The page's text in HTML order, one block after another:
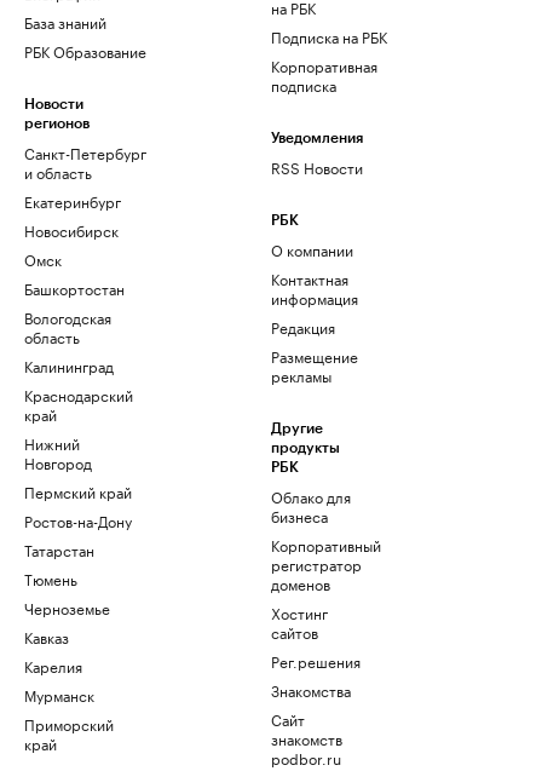
База знаний
РБК Образование
Новости
регионов
Санкт-Петербург
и область
Екатеринбург
Новосибирск
Омск
Башкортостан
Вологодская
область
Калининград
Краснодарский
край
Нижний
Новгород
Пермский край
Ростов-на-Дону
Татарстан
Тюмень
Черноземье
Кавказ
Карелия
Мурманск
Приморский
край
на РБК
Подписка на РБК
Корпоративная
подписка
Уведомления
RSS Новости
РБК
О компании
Контактная
информация
Редакция
Размещение
рекламы
Другие
продукты
РБК
Облако для
бизнеса
Корпоративный
регистратор
доменов
Хостинг
сайтов
Рег.решения
Знакомства
Сайт
знакомств
podbor.ru